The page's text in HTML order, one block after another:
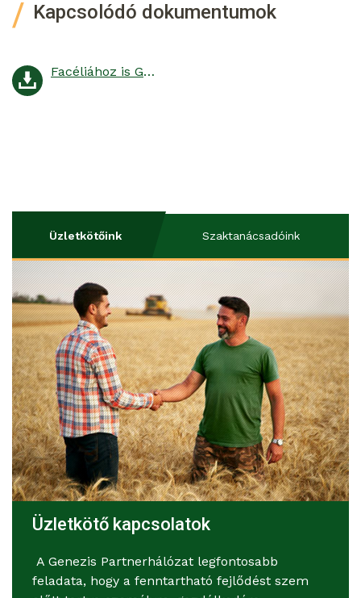
Kapcsolódó dokumentumok
Facéliához is Genezis műtrágyát
Üzletkötőink Szaktanácsadóink
Üzletkötő kapcsolatok
A Genezis Partnerhálózat legfontosabb
feladata, hogy a fenntartható fejlődést szem